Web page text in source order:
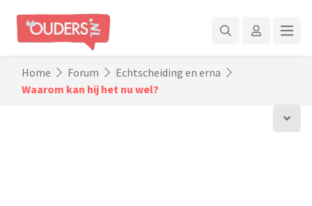
Home Forum
Echtscheiding en erna
Waarom kan hij het nu wel?